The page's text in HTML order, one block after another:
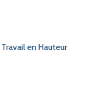
en Hauteur